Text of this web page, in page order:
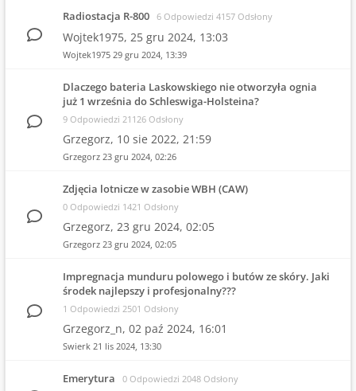
Radiostacja R-800 6 Odpowiedzi 4157 Odsłony
Wojtek1975, 25 gru 2024, 13:03
Wojtek1975 29 gru 2024, 13:39
Dlaczego bateria Laskowskiego nie otworzyła ognia
już 1 września do Schleswiga-Holsteina?
9 Odpowiedzi 21126 Odsłony
Grzegorz, 10 sie 2022, 21:59
Grzegorz 23 gru 2024, 02:26
Zdjęcia lotnicze w zasobie WBH (CAW)
0 Odpowiedzi 1421 Odsłony
Grzegorz, 23 gru 2024, 02:05
Grzegorz 23 gru 2024, 02:05
Impregnacja munduru polowego i butów ze skóry. Jaki
środek najlepszy i profesjonalny???
1 Odpowiedzi 2501 Odsłony
Grzegorz_n, 02 paź 2024, 16:01
Swierk 21 lis 2024, 13:30
Emerytura 0 Odpowiedzi 2048 Odsłony